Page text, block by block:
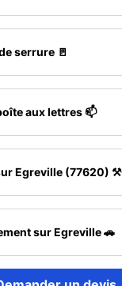
serrure 🚪
aux lettres 📫
Egreville (77620) ⚒️
sur Egreville 🚗